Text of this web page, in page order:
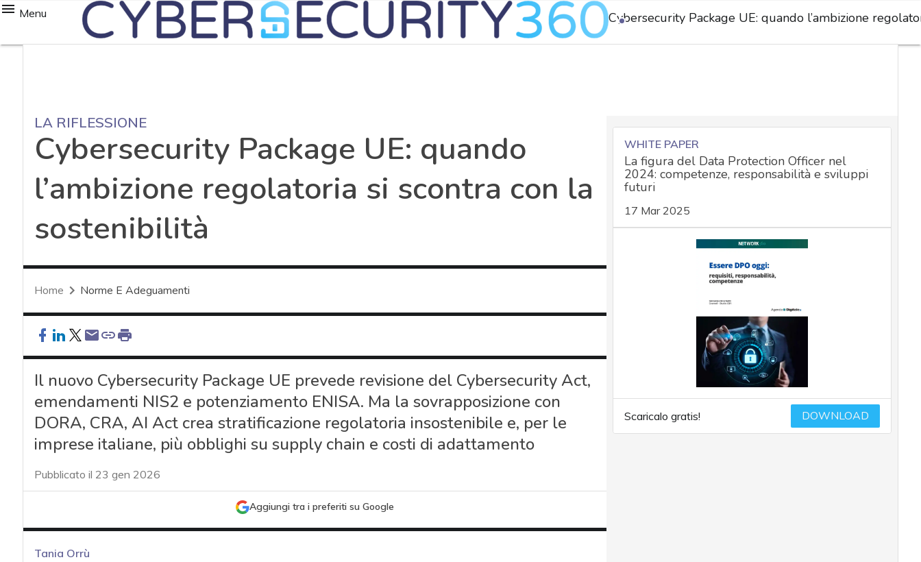
Menu Cybersecurity Package UE: quando l’ambizione
LA RIFLESSIONE
Cybersecurity Package UE: quando
l’ambizione regolatoria si scontra con la
sostenibilità
Home Norme E Adeguamenti
Il nuovo Cybersecurity Package UE prevede revisione del Cybersecurity Act,
emendamenti NIS2 e potenziamento ENISA. Ma la sovrapposizione con
DORA, CRA, AI Act crea stratificazione regolatoria insostenibile e, per le
imprese italiane, più obblighi su supply chain e costi di adattamento
Pubblicato il 23 gen 2026
Aggiungi tra i preferiti su Google
Tania Orrù
WHITE PAPER
La figura del Data Protection Officer nel
2024: competenze, responsabilità e sviluppi
futuri
17 Mar 2025
Scaricalo gratis! DOWNLOAD